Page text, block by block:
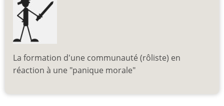
La formation d'une communauté (rôliste) en
réaction à une "panique morale"